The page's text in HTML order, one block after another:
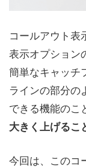
コールアウト表
表示オプション
簡単なキャッチ
ラインの部分の
できる機能のこ
大きく上げるこ
今回は、このコ